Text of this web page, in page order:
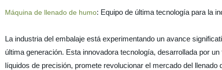
Máquina de llenado de humo: Equipo de última tecnología para la
La industria del embalaje está experimentando un avance
última generación. Esta innovadora tecnología, desarrollada por
líquidos de precisión, promete revolucionar el mercado del llenado